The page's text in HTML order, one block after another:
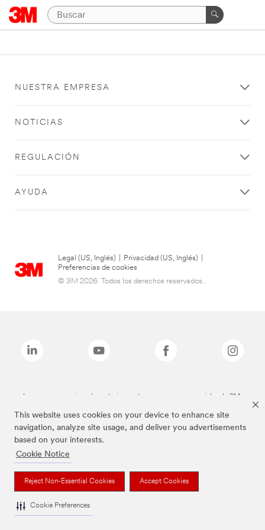
This website uses cookies on your device to enhance site
navigation, analyze site usage, and deliver you advertisements
based on your interests.
Cookie Notice
Reject Non-Essential Cookies Accept Cookies
Cookie Preferences
NUESTRA EMPRESA
NOTICIAS
REGULACIÓN
AYUDA
Legal (US, Inglés) Privacidad (US, Inglés)
Preferencias de cookies
© 3M 2026. Todos los derechos reservados..
Las marcas mencionadas anteriormente son marcas comerciales de 3M.